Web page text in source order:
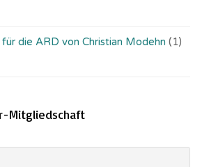
die ARD von Christian Modehn (1)
Mitgliedschaft